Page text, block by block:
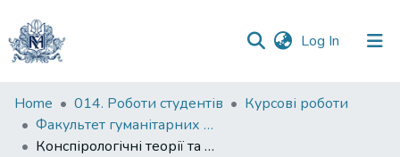
Log In (current)
Communities
&
Collections
Home 014. Роботи студентів
Курсові роботи
Факультет гуманітарних наук
Конспірологічні теорії та теорії змови, і їх місце у сучасній культурі